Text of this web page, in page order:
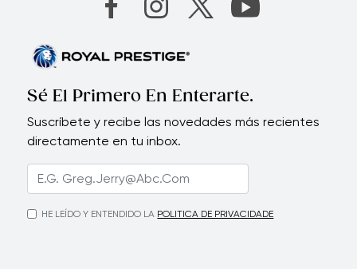
Sé El Primero En Enterarte.
Suscríbete y recibe las novedades más recientes
directamente en tu inbox.
HE LEÍDO Y ENTENDIDO LA POLITICA DE PRIVACIDADE